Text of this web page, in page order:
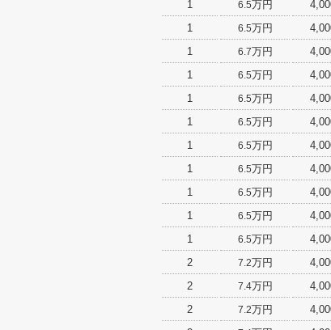
1
6.5万円
1
6.5万円
1
6.7万円
1
6.5万円
1
6.5万円
1
6.5万円
1
6.5万円
1
6.5万円
1
6.5万円
1
6.5万円
1
6.5万円
2
7.2万円
2
7.4万円
2
7.2万円